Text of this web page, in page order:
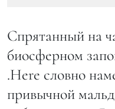
Спрятанный на
биосферном
.Here словно
привычной